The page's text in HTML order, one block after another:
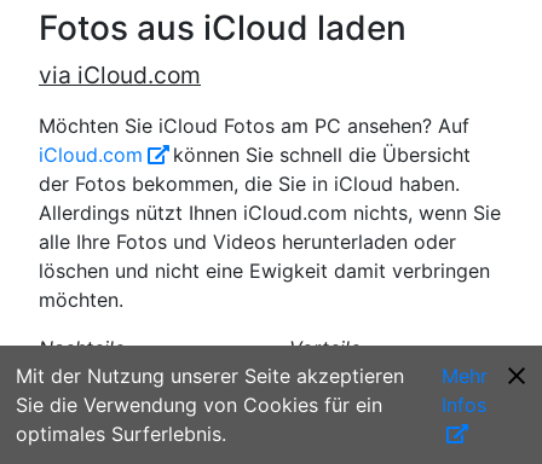
Fotos aus iCloud laden
via iCloud.com
Möchten Sie iCloud Fotos am PC ansehen? Auf
iCloud.com
können Sie schnell die Übersicht
der Fotos bekommen, die Sie in iCloud haben.
Allerdings nützt Ihnen iCloud.com nichts, wenn Sie
alle Ihre Fotos und Videos herunterladen oder
löschen und nicht eine Ewigkeit damit verbringen
möchten.
Nachteile
✘es gibt keine
Möglichkeit, alle Fotos
Vorteile
✓möglich, Fotos
Mit der Nutzung unserer Seite akzeptieren
Sie die Verwendung von Cookies für ein
optimales Surferlebnis.
Mehr
Infos